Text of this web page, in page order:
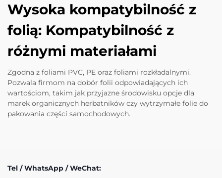
Wysoka kompatybilność z
folią: Kompatybilność z
różnymi materiałami
Zgodna z foliami PVC, PE oraz foliami rozkładalnymi.
Pozwala firmom na dobór folii odpowiadających ich
wartościom, takim jak przyjazne środowisku opcje dla
marek organicznych herbatników czy wytrzymałe folie do
pakowania części samochodowych.
Tel / WhatsApp / WeChat: